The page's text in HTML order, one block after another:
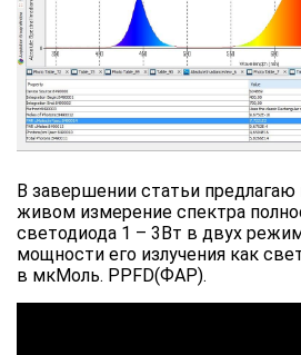
В завершении статьи
живом измерение спектра
светодиода 1 – 3Вт в двух
мощности его излучения как
в мкМоль. PPFD(ФАР).